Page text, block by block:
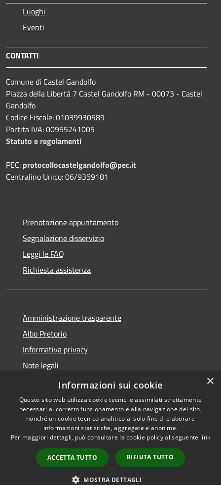
Luoghi
Eventi
CONTATTI
Comune di Castel Gandolfo
Piazza della Libertà 7 Castel Gandolfo RM - 00073 - Castel
Gandolfo
Codice Fiscale: 01039930589
Partita IVA: 00955241005
Statuto e regolamenti
PEC: protocollocastelgandolfo@pec.it
Centralino Unico: 06/9359181
Prenotazione appuntamento
Segnalazione disservizio
Leggi le FAQ
Richiesta assistenza
Amministrazione trasparente
Albo Pretorio
Informativa privacy
Note legali
Dichiarazione di accessibilità
Accessibilità
Copyright © 2026 • Comune di
Castel Gandolfo • Powered by
Municipium•
Accesso
redazione
×
Informazioni sui cookie
Questo sito web utilizza cookie tecnici e assimilati strettamente
necessari al corretto funzionamento e alla navigazione del sito,
nonché un cookie tecnico analitico al solo fine di elaborare
informazioni statistiche, aggregate e anonime.
Per maggiori dettagli, può consultare la cookie policy al seguente link
ACCETTA TUTTO RIFIUTA TUTTO
MOSTRA DETTAGLI